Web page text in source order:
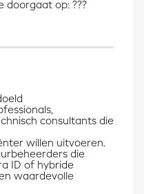
doorgaat op: ???
consultants die
willen uitvoeren.
die
ID of hybride
waardevolle